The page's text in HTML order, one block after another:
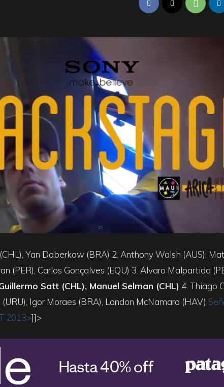
Report
Yan Daberkow (BRA) 2. Anthony Walsh (AUS),
(PER), Carlos Gonçalves (EQU) 3. Alvaro Malpartida
Satt (CHL), Manuel Selman (CHL) 4. Thiago
(URU), Igor Moraes (BRA), Landon McNamara (HAV)
2013>]]>